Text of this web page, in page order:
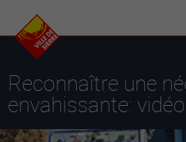
Reconnaître une
envahissante: vidéo